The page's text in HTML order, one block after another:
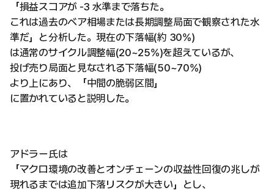
「損益スコアが -3 水準まで落ちた。
これは過去のベア相場または長期調整局面で観察された水
準だ」と分析した。現在の下落幅(約 30%)
は通常のサイクル調整幅(20~25%)を超えているが、
投げ売り局面と見なされる下落幅(50~70%)
より上にあり、「中間の脆弱区間」
に置かれていると説明した。
アドラー氏は
「マクロ環境の改善とオンチェーンの収益性回復の兆しが
現れるまでは追加下落リスクが大きい」とし、